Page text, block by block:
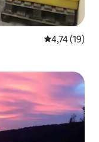
4,74 av 5 i
4,74 (19)